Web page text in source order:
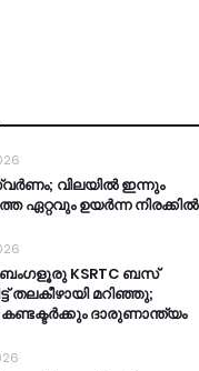
വിലയിൽ ഇന്നും
ഏറ്റവും ഉയർന്ന നിരക്കിൽ
KSRTC ബസ്
തലകീഴായി മറിഞ്ഞു;
ദാരുണാന്ത്യം